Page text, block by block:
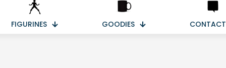
FIGURINES GOODIES CONTACT